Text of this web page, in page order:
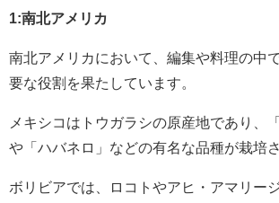
1:南北アメリカ
南北アメリカにおいて、編集や料理の中
要な役割を果たしています。
メキシコはトウガラシの原産地であり、
や「ハバネロ」などの有名な品種が栽培
ボリビアでは、ロコトやアヒ・アマリー